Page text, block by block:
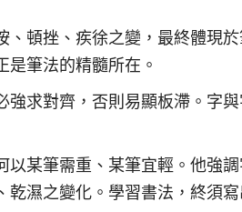
頓挫、疾徐之變，最終體現
筆法的精髓所在。
求對齊，否則易顯板滯。字
某筆需重、某筆宜輕。他強
濕之變化。學習書法，終須